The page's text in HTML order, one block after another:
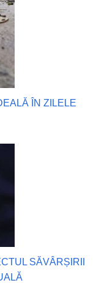
ÎN ZILELE
SĂVÂRȘIRII